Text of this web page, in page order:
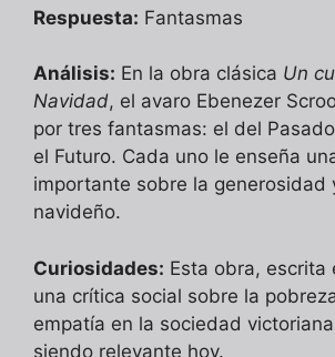
Respuesta: Fantasmas
Análisis: En la obra clásica Un
Navidad, el avaro Ebenezer
por tres fantasmas: el del
el Futuro. Cada uno le enseña
importante sobre la generosidad
navideño.
Curiosidades: Esta obra, escrita
una crítica social sobre la
empatía en la sociedad
siendo relevante hoy.